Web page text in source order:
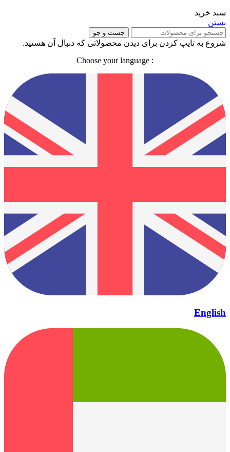
سبد خرید
بستن
جست و جو
شروع به تایپ کردن برای دیدن محصولاتی که دنبال آن هستید.
: Choose your language
English